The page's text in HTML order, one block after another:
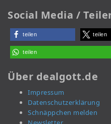
Social Media /
teilen teilen
teilen
Über dealgott.de
Impressum
Datenschutzerklärung
Schnäppchen melden